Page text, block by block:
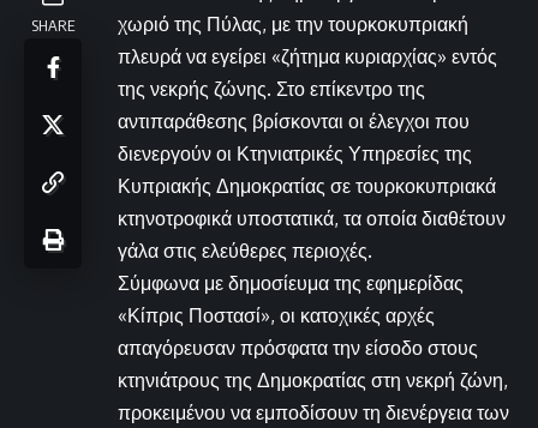
SHARE
χωριό της Πύλας, με την τουρκοκυπριακή
πλευρά να εγείρει «ζήτημα κυριαρχίας» εντός
της νεκρής ζώνης. Στο επίκεντρο της
αντιπαράθεσης βρίσκονται οι έλεγχοι που
διενεργούν οι Κτηνιατρικές Υπηρεσίες της
Κυπριακής Δημοκρατίας σε τουρκοκυπριακά
κτηνοτροφικά υποστατικά, τα οποία διαθέτουν
γάλα στις ελεύθερες περιοχές.
Σύμφωνα με δημοσίευμα της εφημερίδας
«Κίπρις Ποστασί», οι κατοχικές αρχές
απαγόρευσαν πρόσφατα την είσοδο στους
κτηνιάτρους της Δημοκρατίας στη νεκρή ζώνη,
προκειμένου να εμποδίσουν τη διενέργεια των